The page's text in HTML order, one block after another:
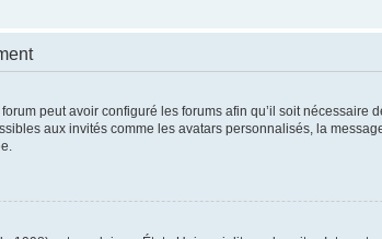
peut avoir configuré les forums afin qu’il soit
aux invités comme les avatars personnalisés, la